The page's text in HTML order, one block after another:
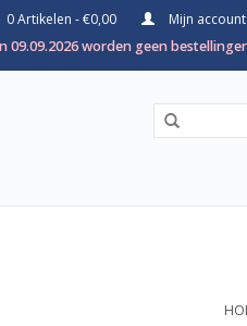
0 Artikelen - €0,00
Mijn
09.09.2026 worden geen